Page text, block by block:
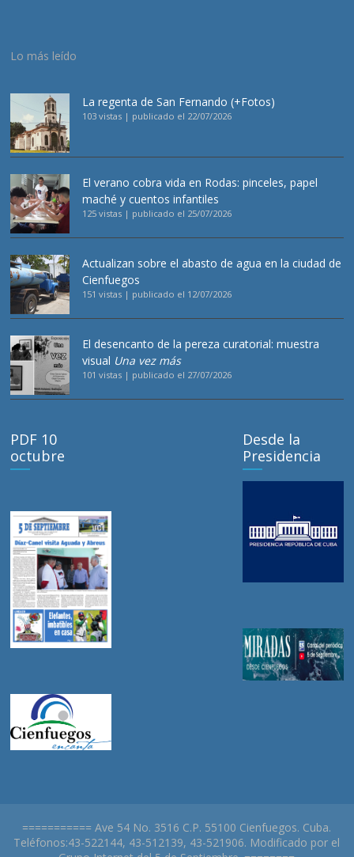
Lo más leído
La regenta de San Fernando (+Fotos)
103 vistas | publicado el 22/07/2026
El verano cobra vida en Rodas: pinceles, papel
maché y cuentos infantiles
125 vistas | publicado el 25/07/2026
Actualizan sobre el abasto de agua en la ciudad de
Cienfuegos
151 vistas | publicado el 12/07/2026
El desencanto de la pereza curatorial: muestra
visual Una vez más
101 vistas | publicado el 27/07/2026
PDF 10
octubre
Desde la
Presidencia
=========== Ave 54 No. 3516 C.P. 55100 Cienfuegos. Cuba.
Teléfonos:43-522144, 43-512139, 43-521906. Modificado por el